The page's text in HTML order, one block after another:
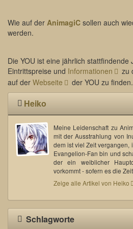
Wie auf der AnimagiC sollen auch
werden.
Die YOU ist eine jährlich stattfindende
Eintrittspreise und Informationen
zu
auf der Webseite der YOU zu finden.
Heiko
Meine Leidenschaft zu
mit der Ausstrahlung von
dem ist viel Zeit
Evangelion-Fan bin und
der ein weiblicher
vorkommt - sofern es die
Zeige alle Artikel von Heiko
Schlagworte